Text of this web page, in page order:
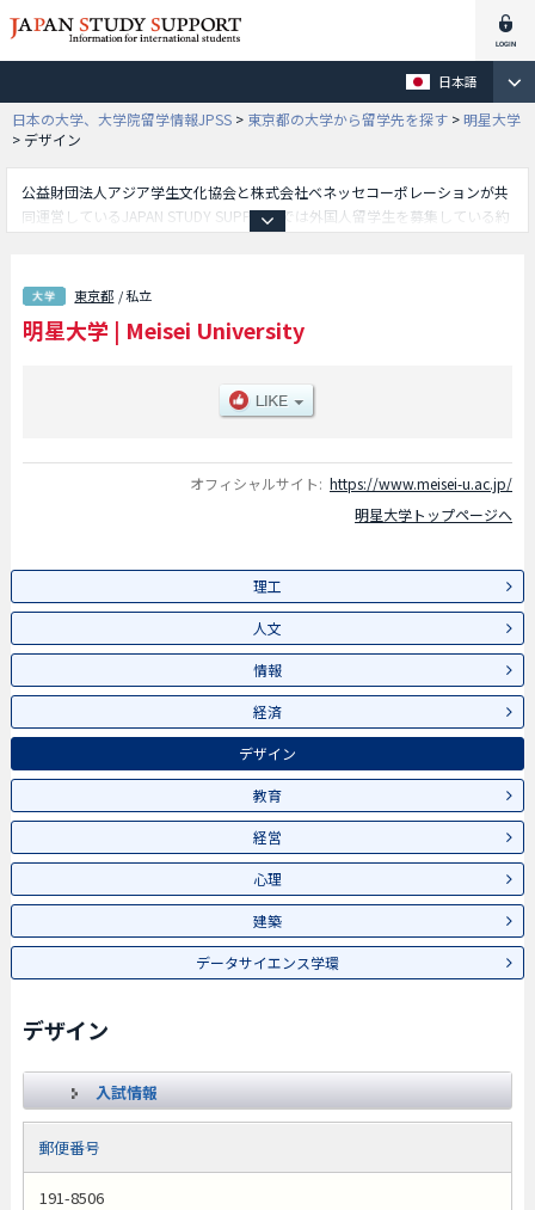
日本語
日本の大学、大学院留学情報JPSS > 東京都の大学から留学先を探す >明星大学
> デザイン
公益財団法人アジア学生文化協会と株式会社ベネッセコーポレーションが共
同運営しているJAPAN STUDY SUPPORTでは外国人留学生を募集している約
や情報学部や経済学部やデザイン学部や教育学部や経営学部や心理学部や建
築学部やデータサイエンス学環学部等、学部別情報や、募集定員や合格者数
など入試情報、施設案内、アクセスなど外国人留学生に必要な情報を掲載し
東京都 / 私立
明星大学 | Meisei University
オフィシャルサイト: https://www.meisei-u.ac.jp/
明星大学トップページへ
理工
人文
情報
経済
デザイン
教育
経営
心理
建築
データサイエンス学環
デザイン
入試情報
郵便番号
191-8506